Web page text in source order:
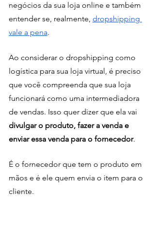
negócios da sua loja online e também
entender se, realmente, dropshipping
vale a pena.
Ao considerar o dropshipping como
logística para sua loja virtual, é preciso
que você compreenda que sua loja
funcionará como uma intermediadora
de vendas. Isso quer dizer que ela vai
divulgar o produto, fazer a venda e
enviar essa venda para o fornecedor.
É o fornecedor que tem o produto em
mãos e é ele quem envia o item para o
cliente.